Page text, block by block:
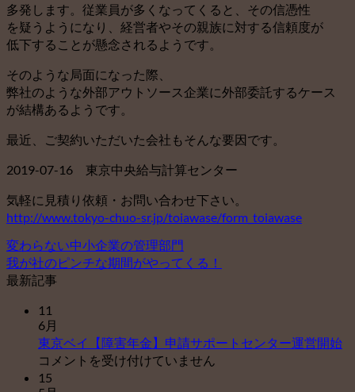
多発します。従業員が多くなってくると、その信憑性
を疑うようになり、経営者やその親族に対する信頼度が
低下することが懸念されるようです。
そのような局面になった際、
弊社のような外部アウトソース企業に外部委託するケース
が結構あるようです。
最近、ご契約いただいた会社もそんな要因です。
2019-07-16 東京中央給与計算センター
気軽に見積り依頼・お問い合わせ下さい。
http://www.tokyo-chuo-sr.jp/toiawase/form_toiawase
変わらない中小企業の管理部門
我が社のピンチな期間がやってくる！
最新記事
11
6月
東京ベイ【障害年金】申請サポートセンター運営開始東
コメントを受け付けていません
15